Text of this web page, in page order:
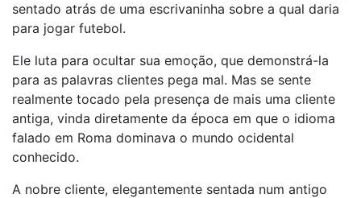
sentado atrás de uma escrivaninha sobre a qual daria
para jogar futebol.
Ele luta para ocultar sua emoção, que demonstrá-la
para as palavras clientes pega mal. Mas se sente
realmente tocado pela presença de mais uma cliente
antiga, vinda diretamente da época em que o idioma
falado em Roma dominava o mundo ocidental
conhecido.
A nobre cliente, elegantemente sentada num antigo